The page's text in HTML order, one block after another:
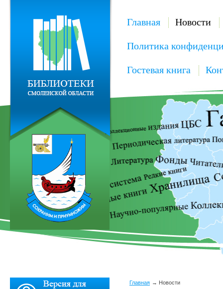
Главная Новости
Политика
Гостевая книга
Главная Новости